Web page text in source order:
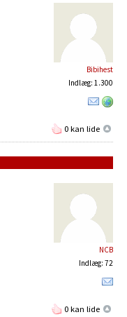
Bibihest
Indlæg: 1.300
0 kan lide
NCB
Indlæg: 72
0 kan lide